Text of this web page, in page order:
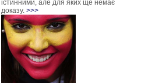
істинними, але для яких ще немає
доказу.>>>